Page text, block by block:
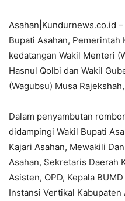
Asahan|Kundurnews.co.id
Bupati Asahan, Pemerintah
kedatangan Wakil Menteri
Hasnul Qolbi dan Wakil
(Wagubsu) Musa
Dalam penyambutan
didampingi Wakil Bupati
Kajari Asahan, Mewakili
Asahan, Sekretaris Daerah
Asisten, OPD, Kepala
Instansi Vertikal Kabupaten